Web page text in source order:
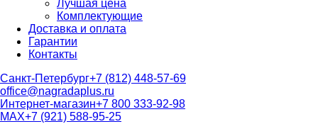
Лучшая цена
Комплектующие
Доставка и оплата
Гарантии
Контакты
Санкт-Петербург+7 (812) 448-57-69
office@nagradaplus.ru
Интернет-магазин+7 800 333-92-98
MAX+7 (921) 588-95-25